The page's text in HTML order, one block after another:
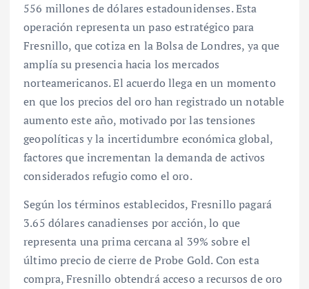
556 millones de dólares estadounidenses. Esta
operación representa un paso estratégico para
Fresnillo, que cotiza en la Bolsa de Londres, ya que
amplía su presencia hacia los mercados
norteamericanos. El acuerdo llega en un momento
en que los precios del oro han registrado un notable
aumento este año, motivado por las tensiones
geopolíticas y la incertidumbre económica global,
factores que incrementan la demanda de activos
considerados refugio como el oro.
Según los términos establecidos, Fresnillo pagará
3.65 dólares canadienses por acción, lo que
representa una prima cercana al 39% sobre el
último precio de cierre de Probe Gold. Con esta
compra, Fresnillo obtendrá acceso a recursos de oro